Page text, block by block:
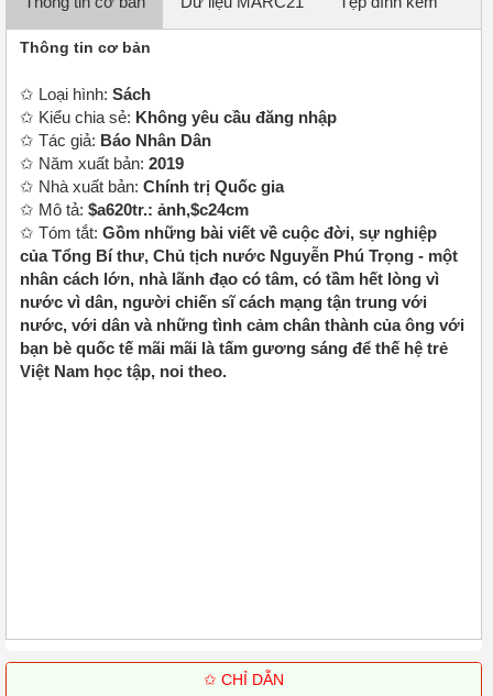
Thông tin cơ bản
✩ Loại hình: Sách
✩ Kiểu chia sẻ: Không yêu cầu đăng nhập
✩ Tác giả: Báo Nhân Dân
✩ Năm xuất bản: 2019
✩ Nhà xuất bản: Chính trị Quốc gia
✩ Mô tả: $a620tr.: ảnh,$c24cm
✩ Tóm tắt: Gồm những bài viết về cuộc đời, sự nghiệp
của Tổng Bí thư, Chủ tịch nước Nguyễn Phú Trọng - một
nhân cách lớn, nhà lãnh đạo có tâm, có tầm hết lòng vì
nước vì dân, người chiến sĩ cách mạng tận trung với
nước, với dân và những tình cảm chân thành của ông với
bạn bè quốc tế mãi mãi là tấm gương sáng để thế hệ trẻ
Việt Nam học tập, noi theo.
✩ CHỈ DẪN